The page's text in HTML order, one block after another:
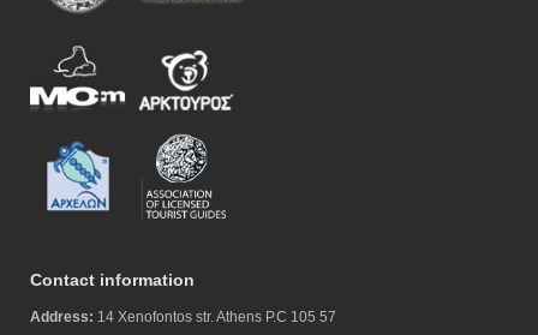
Contact information
Address: 14 Xenofontos str. Athens P.C 105 57